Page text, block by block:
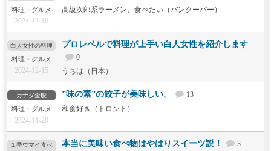
料理・グルメ
2024-12-16
高級次郎系ラーメン、食べたい（バンクーバー）
白人女性の料理
料理・グルメ
2024-12-15
プロレベルで料理が上手い白人女性を紹介します
0
うちは（日本）
カナダ全般
料理・グルメ
2024-11-20
”味の素”の餃子が美味しい。
13
和食好き（トロント）
１番ウマイ食べ
本当に美味い食べ物はやはりスイーツ説！
3